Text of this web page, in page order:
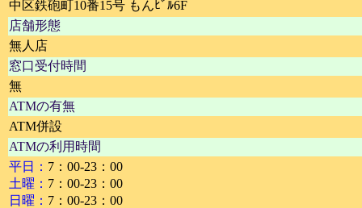
中区鉄砲町10番15号 もんﾋﾞﾙ6F
店舗形態
無人店
窓口受付時間
無
ATMの有無
ATM併設
ATMの利用時間
平日： 7：00-23：00
土曜： 7：00-23：00
日曜： 7：00-23：00